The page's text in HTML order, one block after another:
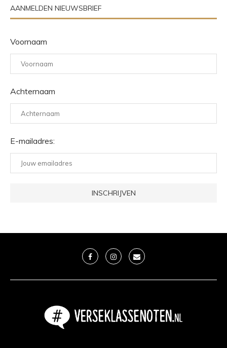
AANMELDEN NIEUWSBRIEF
Voornaam
Achternaam
E-mailadres: